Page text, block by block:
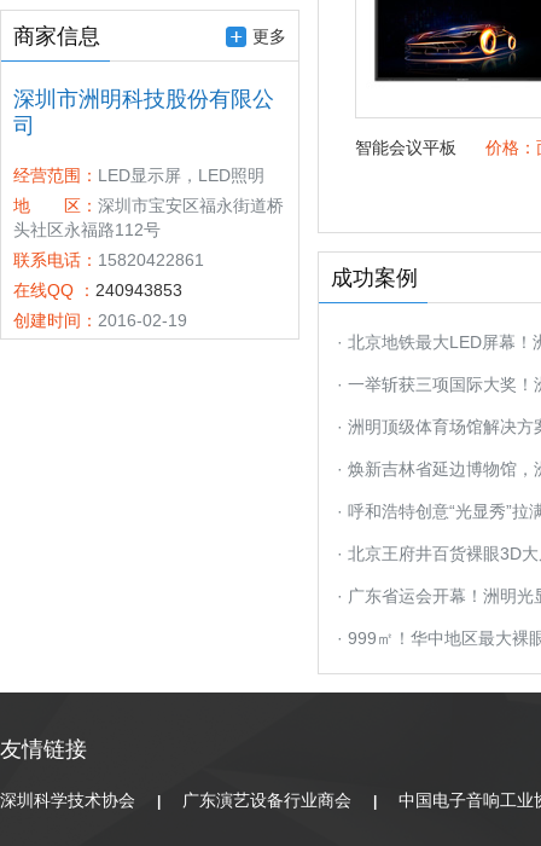
商家信息 更多
深圳市洲明科技股份有限公
司
经营范围： LED显示屏，LED照明
地 区： 深圳市宝安区福永街道桥
头社区永福路112号
联系电话： 15820422861
在线QQ ： 240943853
创建时间： 2016-02-19
智能会议平板 价格：
成功案例
· 北京地铁最大LED屏幕
米“艺术长廊”
· 一举斩获三项国际大奖
字大展惊艳全球
· 洲明顶级体育场馆解决
场热情！
· 焕新吉林省延边博物馆，
新花样
· 呼和浩特创意“光显秀”拉
· 北京王府井百货裸眼3D
LED超清大屏激活商圈经
· 广东省运会开幕！洲明
育综合体
· 999㎡！华中地区最大裸
武汉点亮！
友情链接
深圳科学技术协会 广东演艺设备行业商会 中国电子音响工业